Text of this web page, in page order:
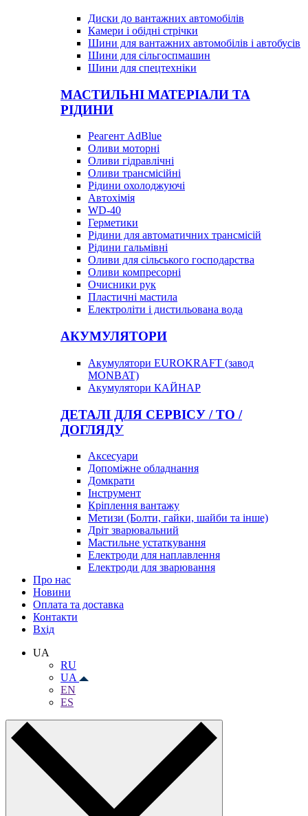
Диски до вантажних автомобілів
Камери і обідні стрічки
Шини для вантажних автомобілів і автобусів
Шини для сільгоспмашин
Шини для спецтехніки
МАСТИЛЬНІ МАТЕРІАЛИ ТА
РІДИНИ
Реагент AdBlue
Оливи моторні
Оливи гідравлічні
Оливи трансмісійні
Рідини охолоджуючі
Автохімія
WD-40
Герметики
Рідини для автоматичних трансмісій
Рідини гальмівні
Оливи для сільського господарства
Оливи компресорні
Очисники рук
Пластичні мастила
Електроліти і дистильована вода
АКУМУЛЯТОРИ
Акумулятори EUROKRAFT (завод
MONBAT)
Акумулятори КАЙНАР
ДЕТАЛІ ДЛЯ СЕРВІСУ / ТО /
ДОГЛЯДУ
Аксесуари
Допоміжне обладнання
Домкрати
Інструмент
Кріплення вантажу
Метизи (Болти, гайки, шайби та інше)
Дріт зварювальний
Мастильне устаткування
Електроди для наплавлення
Електроди для зварювання
Про нас
Новини
Оплата та доставка
Контакти
Вхiд
UA
RU
UA
EN
ES